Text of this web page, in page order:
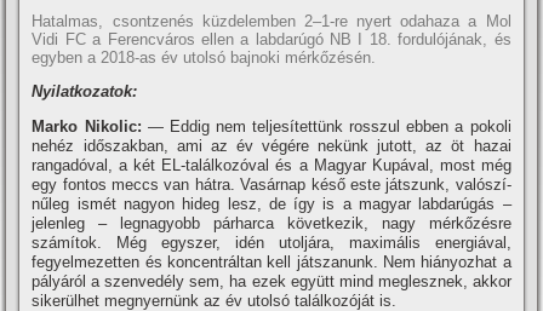
Hatalmas, csontzenés küzdelemben 2–1-re nyert odahaza a Mol
Vidi FC a Ferencváros ellen a labdarúgó NB I 18. fordulójának, és
egyben a 2018-as év utolsó bajnoki mérkőzésén.
Nyilatkozatok:
Marko Nikolic: — Eddig nem teljesí­tettünk rosszul ebben a pokoli
nehéz időszakban, ami az év végére nekünk jutott, az öt hazai
rangadóval, a két EL-találkozóval és a Magyar Kupával, most még
egy fontos meccs van hátra. Vasárnap késő este játszunk, valószí­
nűleg ismét nagyon hideg lesz, de í­gy is a magyar labdarúgás –
jelenleg – legnagyobb párharca következik, nagy mérkőzésre
számí­tok. Még egyszer, idén utoljára, maximális energiával,
fegyelmezetten és koncentráltan kell játszanunk. Nem hiányozhat a
pályáról a szenvedély sem, ha ezek együtt mind meglesznek, akkor
sikerülhet megnyernünk az év utolsó találkozóját is.